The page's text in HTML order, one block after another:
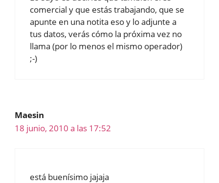
comercial y que estás trabajando, que se
apunte en una notita eso y lo adjunte a
tus datos, verás cómo la próxima vez no
llama (por lo menos el mismo operador)
;-)
Maesin
18 junio, 2010 a las 17:52
está buenísimo jajaja